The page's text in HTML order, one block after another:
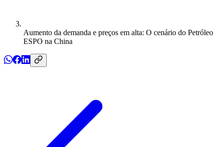
Aumento da demanda e preços em alta: O cenário do Petróleo
ESPO na China